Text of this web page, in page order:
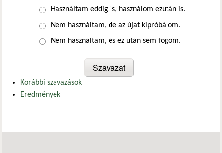
Választások
Használtam eddig is, használom ezután is.
Nem használtam, de az újat kipróbálom.
Nem használtam, és ez után sem fogom.
Korábbi szavazások
Eredmények